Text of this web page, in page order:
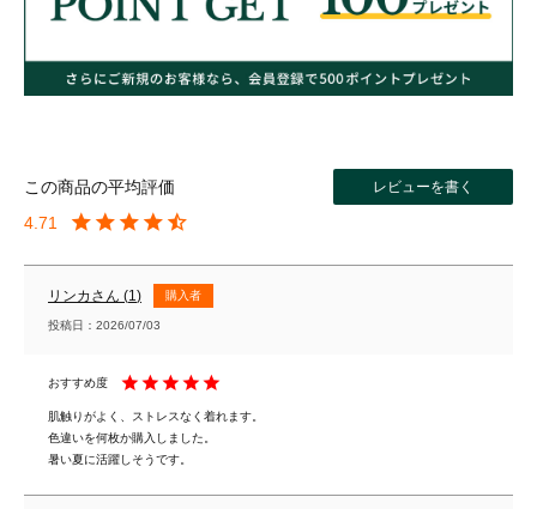
4.71
リンカ 1 購入者
投稿日 2026/07/03
肌触りがよく、ストレスなく着れます。
色違いを何枚か購入しました。
暑い夏に活躍しそうです。
レビューを書く